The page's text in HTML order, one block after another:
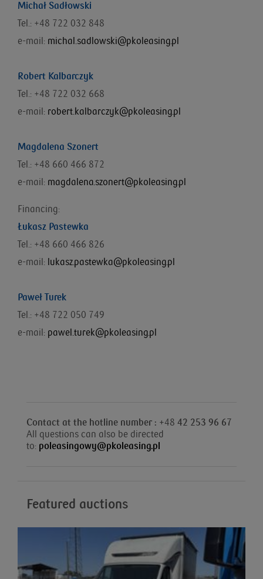
Michał Sadłowski
Tel.: +48 722 032 848
e-mail: michal.sadlowski@pkoleasing.pl
Robert Kalbarczyk
Tel.: +48 722 032 668
e-mail: robert.kalbarczyk@pkoleasing.pl
Magdalena Szonert
Tel.: +48 660 466 872
e-mail: magdalena.szonert@pkoleasing.pl
Financing:
Łukasz Pastewka
Tel.: +48 660 466 826
e-mail: lukasz.pastewka@pkoleasing.pl
Paweł Turek
Tel.: +48 722 050 749
e-mail: pawel.turek@pkoleasing.pl
Contact at the hotline number : +48 42 253 96 67
All questions can also be directed
to: poleasingowy@pkoleasing.pl
Featured auctions